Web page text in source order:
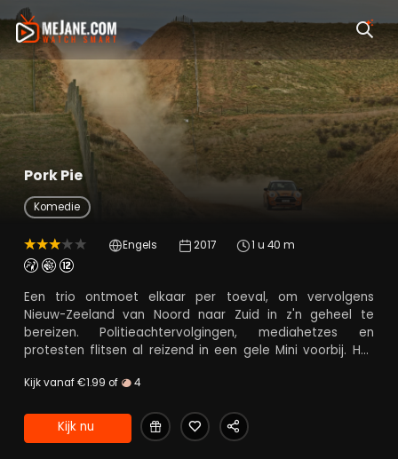
Pork Pie
Komedie
Engels 2017 1 u 40 m
Een trio ontmoet elkaar per toeval, om vervolgens
Nieuw-Zeeland van Noord naar Zuid in z'n geheel te
bereizen. Politieachtervolgingen, mediahetzes en
protesten flitsen al reizend in een gele Mini voorbij. Het
Invercargill.
Kijk vanaf €1.99 of 4
Kijk nu